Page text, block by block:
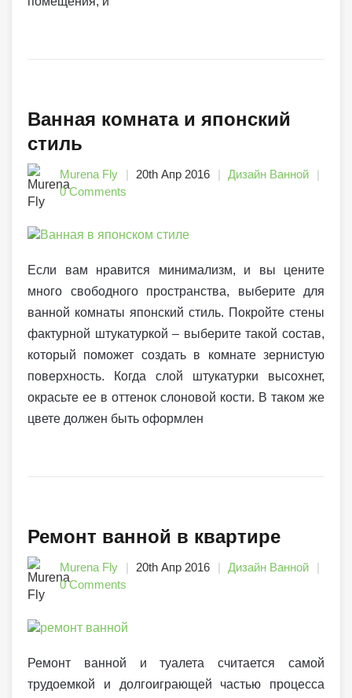
Ванная комната и японский
стиль
Murena Fly 20th Апр 2016
Дизайн Ванной
0 Comments
Если вам нравится минимализм, и вы цените
много свободного пространства, выберите для
ванной комнаты японский стиль. Покройте стены
фактурной штукатуркой – выберите такой состав,
который поможет создать в комнате зернистую
поверхность. Когда слой штукатурки высохнет,
окрасьте ее в оттенок слоновой кости. В таком же
цвете должен быть оформлен
Ремонт ванной в квартире
Murena Fly 20th Апр 2016
Дизайн Ванной
0 Comments
Ремонт ванной и туалета считается самой
трудоемкой и долгоиграющей частью процесса